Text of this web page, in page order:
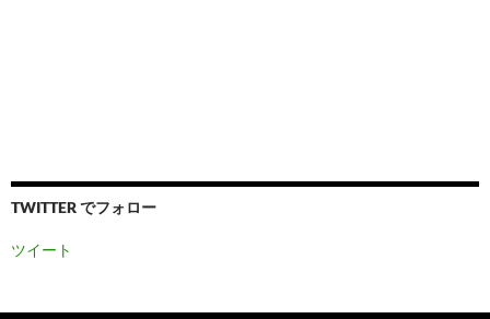
TWITTER でフォロー
ツイート